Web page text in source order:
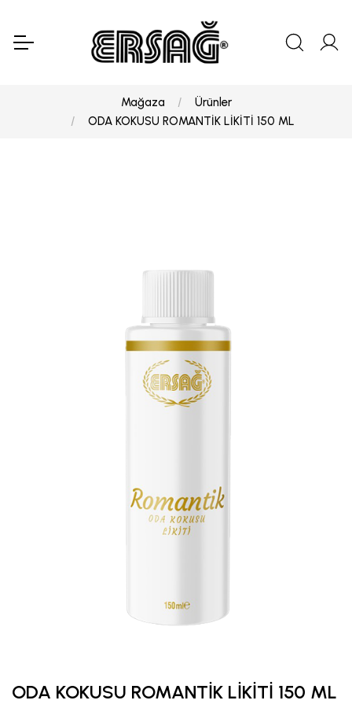
Mağaza
Ürünler
ODA KOKUSU ROMANTİK LİKİTİ 150 ML
ODA KOKUSU ROMANTİK LİKİTİ 150 ML